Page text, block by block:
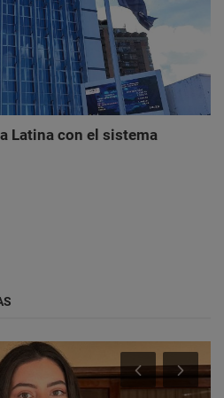
Latina con el sistema